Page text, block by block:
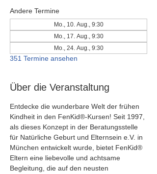
Andere Termine
Mo., 10. Aug., 9:30
Mo., 17. Aug., 9:30
Mo., 24. Aug., 9:30
351 Termine ansehen
Über die Veranstaltung
Entdecke die wunderbare Welt der frühen
Kindheit in den FenKid®-Kursen! Seit 1997,
als dieses Konzept in der Beratungsstelle
für Natürliche Geburt und Elternsein e.V. in
München entwickelt wurde, bietet FenKid®
Eltern eine liebevolle und achtsame
Begleitung, die auf den neusten